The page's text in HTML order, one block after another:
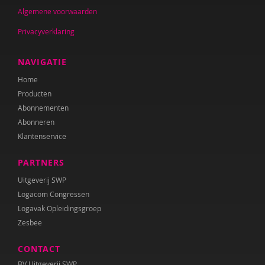
Johan Gelderloos
Sharon Gesthuizen
Simon Hay
P. Hebbink
Josette Hoex
Onno Hoorn
Yvonne Huisman
Barbara Janssen
IJsbrand Jepma
Maria Jongsma
Algemene voorwaarden
Privacyverklaring
NAVIGATIE
Home
Producten
Abonnementen
Abonneren
Klantenservice
PARTNERS
Uitgeverij SWP
Logacom Congressen
Logavak Opleidingsgroep
Zesbee
CONTACT